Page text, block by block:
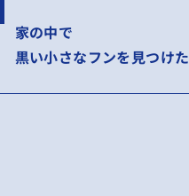
家の中で
黒い小さなフンを見つけた